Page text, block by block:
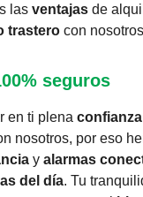
las ventajas de
trastero con
seguros
en ti plena confianza
nosotros, por eso
y alarmas
del día. Tu